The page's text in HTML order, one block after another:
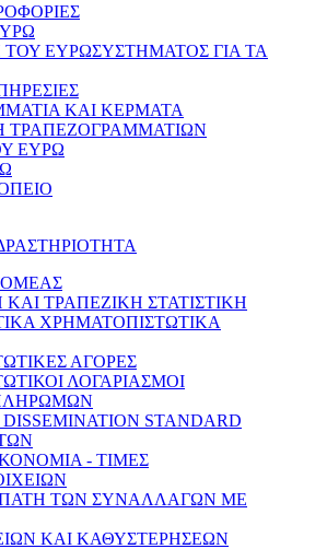
ΤΟΥ ΕΥΡΩΣΥΣΤΗΜΑΤΟΣ ΓΙΑ ΤΑ
ΚΑΙ ΚΕΡΜΑΤΑ
ΕΥΡΩ
ΤΡΑΠΕΖΙΚΗ ΣΤΑΤΙΣΤΙΚΗ
ΧΡΗΜΑΤΟΠΙΣΤΩΤΙΚΑ
ΑΓΟΡΕΣ
ΛΟΓΑΡΙΑΣΜΟΙ
DISSEMINATION STANDARD
- ΤΙΜΕΣ
ΤΩΝ ΣΥΝΑΛΛΑΓΩΝ ΜΕ
ΚΑΙ ΚΑΘΥΣΤΕΡΗΣΕΩΝ